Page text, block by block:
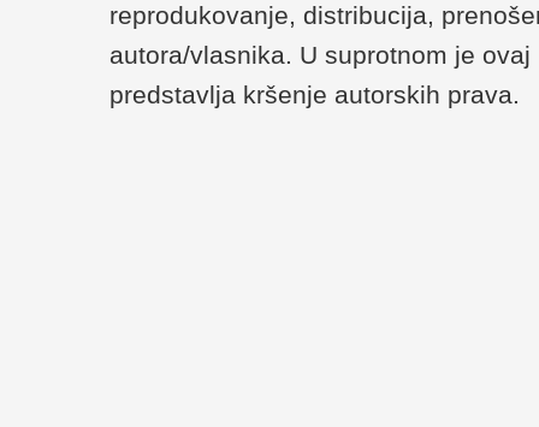
reprodukovanje, distribucija,
autora/vlasnika. U suprotnom je
predstavlja kršenje autorskih prava.